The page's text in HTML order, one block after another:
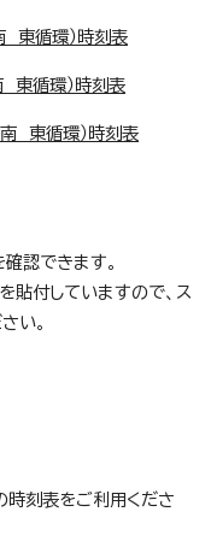
東循環）時刻表
東循環）時刻表
東循環）時刻表
認できます。
貼付していますので、ス
い。
時刻表をご利用くださ